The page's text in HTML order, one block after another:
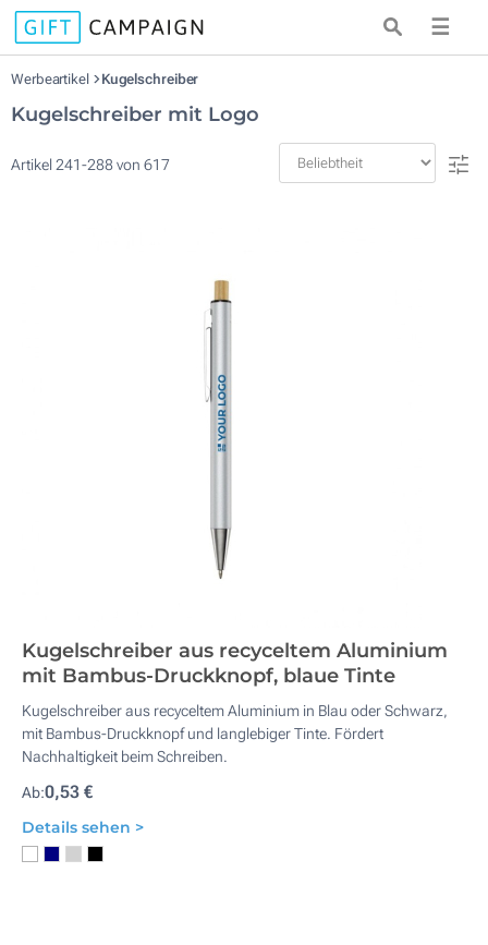
☰
Werbeartikel Kugelschreiber
Kugelschreiber mit Logo
Artikel241-288von 617
Kugelschreiber aus recyceltem Aluminium
mit Bambus-Druckknopf, blaue Tinte
Kugelschreiber aus recyceltem Aluminium in Blau oder Schwarz,
mit Bambus-Druckknopf und langlebiger Tinte. Fördert
Nachhaltigkeit beim Schreiben.
Ab:0,53 €
Details sehen >